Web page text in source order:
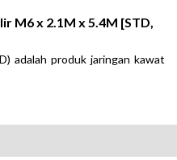
M6 x 2.1M x 5.4M [STD,
adalah produk jaringan kawat